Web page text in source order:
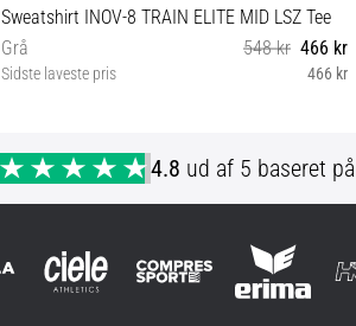
Sweatshirt INOV-8 TRAIN ELITE MID LSZ Tee
Grå
548 kr 466 kr
Sidste laveste pris 466 kr
4.8 ud af 5 baseret på